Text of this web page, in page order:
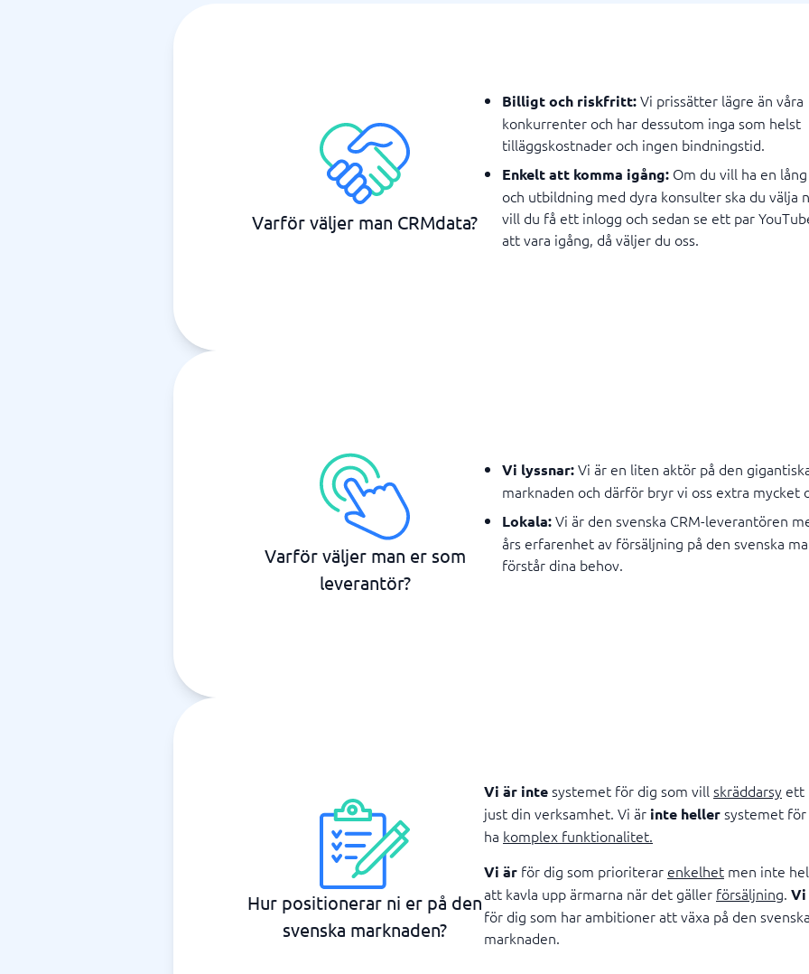
Varför väljer man CRMdata?
Billigt och riskfritt:Vi prissätter lägre än våra
konkurrenter och har dessutom inga som helst
tilläggskostnader och ingen bindningstid.
Enkelt att komma igång: Om du vill ha en
och utbildning med dyra konsulter ska du välja
vill du få ett inlogg och sedan se ett par
att vara igång, då väljer du oss.
Varför väljer man er som
leverantör?
Vi lyssnar:Vi är en liten aktör på den
marknaden och därför bryr vi oss extra mycket
Lokala:Vi är den svenska CRM-leverantören
års erfarenhet av försäljning på den svenska
förstår dina behov.
Hur positionerar ni er på den
svenska marknaden?
Vi är intesystemet för dig som vill skräddarsy ett
just din verksamhet. Vi är inte hellersystemet
ha komplex funktionalitet.
Vi är för dig som prioriterar enkelhet men inte
att kavla upp ärmarna när det gäller försäljning. Vi
för dig som har ambitioner att växa på den
marknaden.